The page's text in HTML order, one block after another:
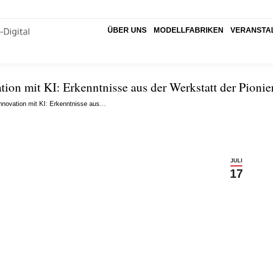
ÜBER UNS MODELLFABRIKEN
mit KI: Erkenntnisse aus der Werkstatt der
mit KI: Erkenntnisse aus…
JULI
17